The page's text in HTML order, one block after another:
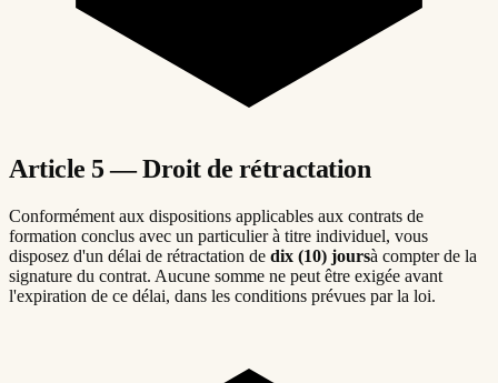
Article 5 — Droit de rétractation
Conformément aux dispositions applicables aux contrats de
formation conclus avec un particulier à titre individuel, vous
disposez d'un délai de rétractation de dix (10) joursà compter de la
signature du contrat. Aucune somme ne peut être exigée avant
l'expiration de ce délai, dans les conditions prévues par la loi.